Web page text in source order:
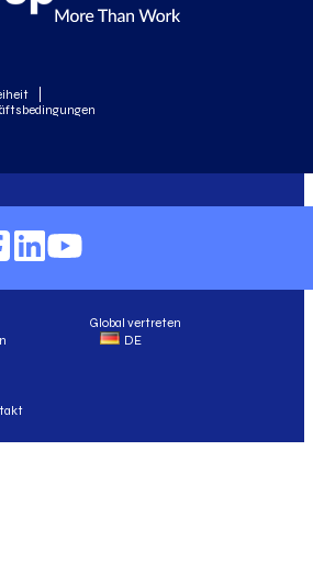
Global vertreten
DE